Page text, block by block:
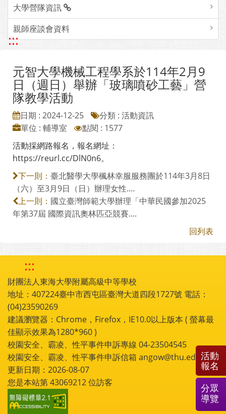
大學營隊資訊
親師座談會資料
:::
元智大學機械工程學系於114年2月9
日（週日）舉辦「玻璃噴砂工藝」營
隊教學活動
日期 : 2024-12-25
分類 : 活動資訊
單位 : 輔導室
點閱 : 1577
活動採網路報名，報名網址：
https://reurl.cc/DlN0n6。
下一則： 臺北醫學大學楓林幸服服務團於114年3月8日
（六）至3月9日（日）辦理女性....
上一則： 國立臺灣師範大學辦理「中華民國參加2025
年第37屆 國際資訊奧林匹亞競賽....
回列表
:::
財團法人東海大學附屬高級中等學校
地址：407224臺中市西屯區臺灣大道四段1727號 電話：
(04)23590269
建議瀏覽器：Chrome，Firefox，IE10.0以上版本 ( 螢幕最
佳顯示效果為1280*960 )
校園安全、霸凌、性平事件申訴專線 04-23504545
校園安全、霸凌、性平事件申訴信箱 angow@thu.edu.tw
更新日期：2026-08-07
您是本站第43069212位訪客
活動
報名
分眾
導覽